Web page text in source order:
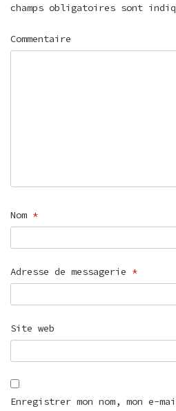
champs obligatoires sont
Commentaire
Nom *
Adresse de messagerie *
Site web
Enregistrer mon nom, mon e-